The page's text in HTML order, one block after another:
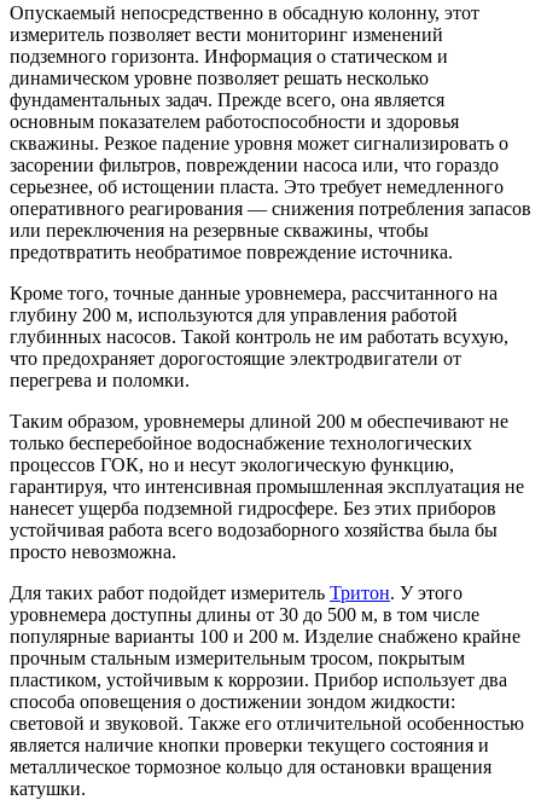
Опускаемый непосредственно в обсадную колонну, этот
измеритель позволяет вести мониторинг изменений
подземного горизонта. Информация о статическом и
динамическом уровне позволяет решать несколько
фундаментальных задач. Прежде всего, она является
основным показателем работоспособности и здоровья
скважины. Резкое падение уровня может сигнализировать о
засорении фильтров, повреждении насоса или, что гораздо
серьезнее, об истощении пласта. Это требует немедленного
оперативного реагирования — снижения потребления запасов
или переключения на резервные скважины, чтобы
предотвратить необратимое повреждение источника.
Кроме того, точные данные уровнемера, рассчитанного на
глубину 200 м, используются для управления работой
глубинных насосов. Такой контроль не им работать всухую,
что предохраняет дорогостоящие электродвигатели от
перегрева и поломки.
Таким образом, уровнемеры длиной 200 м обеспечивают не
только бесперебойное водоснабжение технологических
процессов ГОК, но и несут экологическую функцию,
гарантируя, что интенсивная промышленная эксплуатация не
нанесет ущерба подземной гидросфере. Без этих приборов
устойчивая работа всего водозаборного хозяйства была бы
просто невозможна.
Для таких работ подойдет измеритель Тритон. У этого
уровнемера доступны длины от 30 до 500 м, в том числе
популярные варианты 100 и 200 м. Изделие снабжено крайне
прочным стальным измерительным тросом, покрытым
пластиком, устойчивым к коррозии. Прибор использует два
способа оповещения о достижении зондом жидкости:
световой и звуковой. Также его отличительной особенностью
является наличие кнопки проверки текущего состояния и
металлическое тормозное кольцо для остановки вращения
катушки.